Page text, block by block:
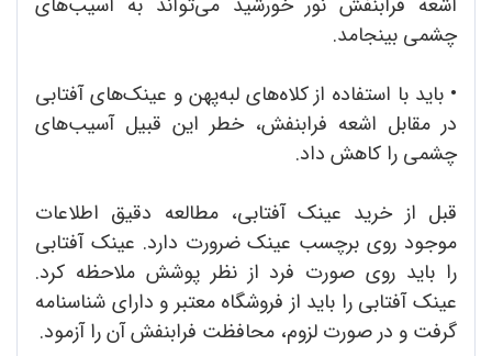
چشمی بینجامد.
• باید با استفاده از کلاه‌های لبه‌پهن و عینک‌های آفتابی
در مقابل اشعه فرابنفش، خطر این قبیل آسیب‌های
چشمی را کاهش داد.
قبل از خرید عینک آفتابی، مطالعه دقیق اطلاعات
موجود روی برچسب عینک ضرورت دارد. عینک آفتابی
را باید روی صورت فرد از نظر پوشش ملاحظه کرد.
عینک آفتابی را باید از فروشگاه معتبر و دارای شناسنامه
گرفت و در صورت لزوم، محافظت فرابنفش آن را آزمود.